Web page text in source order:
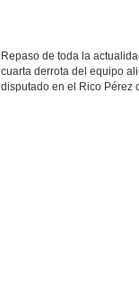
Repaso de toda la
cuarta derrota del equipo
disputado en el Rico Pérez